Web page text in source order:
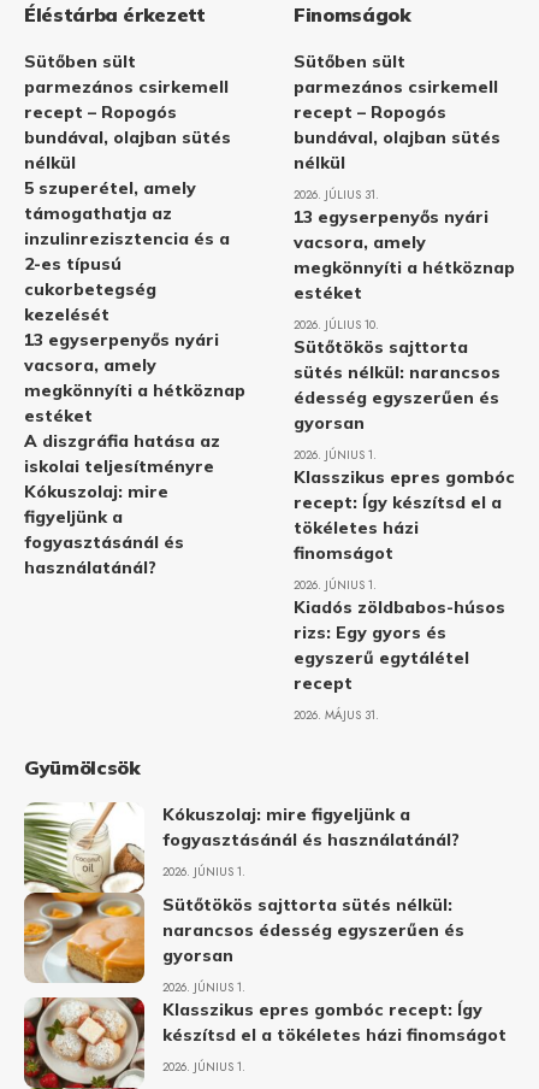
Éléstárba érkezett
Sütőben sült
parmezános csirkemell
recept – Ropogós
bundával, olajban sütés
nélkül
5 szuperétel, amely
támogathatja az
inzulinrezisztencia és a
2-es típusú
cukorbetegség
kezelését
13 egyserpenyős nyári
vacsora, amely
megkönnyíti a hétköznap
estéket
A diszgráfia hatása az
iskolai teljesítményre
Kókuszolaj: mire
figyeljünk a
fogyasztásánál és
használatánál?
Finomságok
Sütőben sült
parmezános csirkemell
recept – Ropogós
bundával, olajban sütés
nélkül
2026. JÚLIUS 31.
13 egyserpenyős nyári
vacsora, amely
megkönnyíti a hétköznap
estéket
2026. JÚLIUS 10.
Sütőtökös sajttorta
sütés nélkül: narancsos
édesség egyszerűen és
gyorsan
2026. JÚNIUS 1.
Klasszikus epres gombóc
recept: Így készítsd el a
tökéletes házi
finomságot
2026. JÚNIUS 1.
Kiadós zöldbabos-húsos
rizs: Egy gyors és
egyszerű egytálétel
recept
2026. MÁJUS 31.
Gyümölcsök
Kókuszolaj: mire figyeljünk a
fogyasztásánál és használatánál?
2026. JÚNIUS 1.
Sütőtökös sajttorta sütés nélkül:
narancsos édesség egyszerűen és
gyorsan
2026. JÚNIUS 1.
Klasszikus epres gombóc recept: Így
készítsd el a tökéletes házi finomságot
2026. JÚNIUS 1.